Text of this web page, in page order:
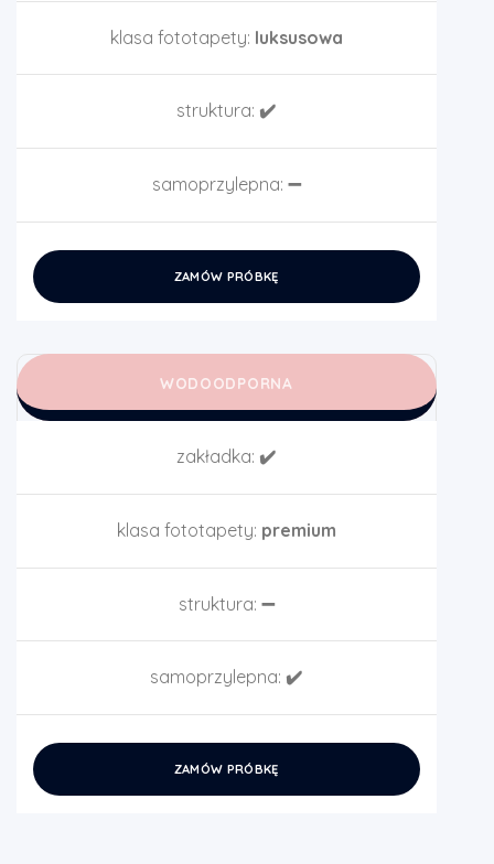
klasa fototapety: luksusowa
struktura: ✔️
samoprzylepna: ➖
ZAMÓW PRÓBKĘ
WODOODPORNA
zakładka: ✔️
klasa fototapety: premium
struktura: ➖
samoprzylepna: ✔️
ZAMÓW PRÓBKĘ